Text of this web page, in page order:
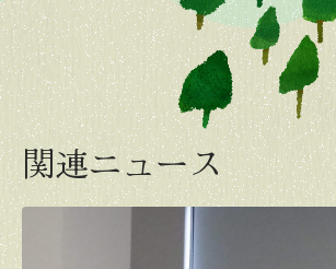
関連ニュース